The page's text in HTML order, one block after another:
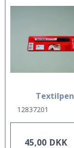
Textilpen
12837201
45,00 DKK